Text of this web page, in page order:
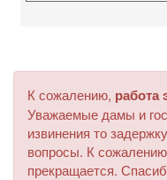
К сожалению, работа
Уважаемые дамы и
извинения то
вопросы. К
прекращается.